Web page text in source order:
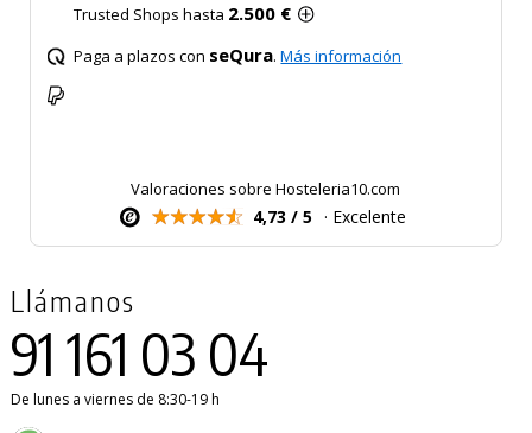
Trusted Shops hasta 2.500 €
Paga a plazos con seQura.Más información
Valoraciones sobre Hosteleria10.com
4,73 / 5 · Excelente
Llámanos
91 161 03 04
De lunes a viernes de 8:30-19 h